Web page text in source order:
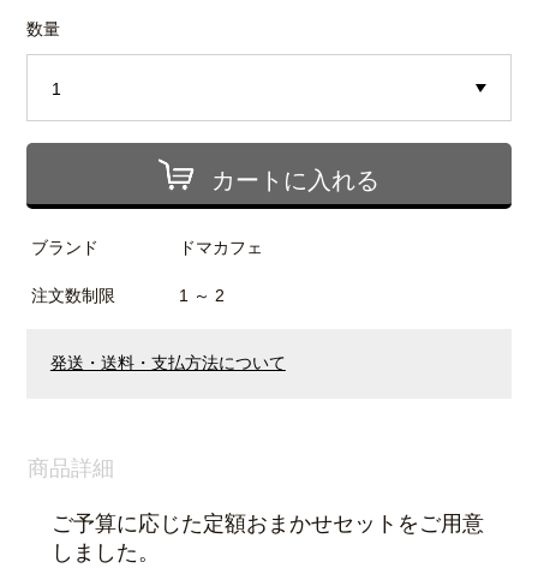
数量
カートに入れる
ブランド ドマカフェ
注文数制限 1 ～ 2
発送・送料・支払方法について
商品詳細
ご予算に応じた定額おまかせセットをご用意
しました。